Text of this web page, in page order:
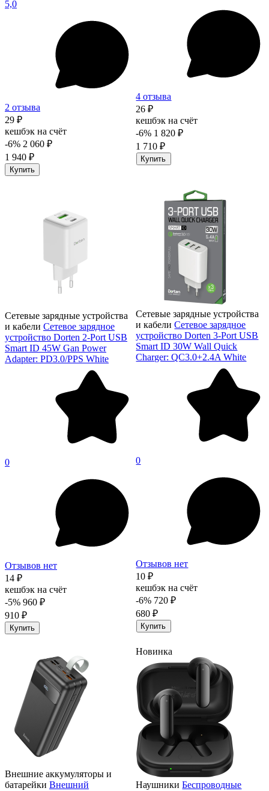
5,0
2 отзыва
29 ₽
кешбэк на счёт
-6% 2 060 ₽
1 940 ₽
Купить
4 отзыва
26 ₽
кешбэк на счёт
-6% 1 820 ₽
1 710 ₽
Купить
Сетевые зарядные устройства
и кабели Сетевое зарядное
устройство Dorten 2-Port USB
Smart ID 45W Gan Power
Adapter: PD3.0/PPS White
0
Отзывов нет
14 ₽
кешбэк на счёт
-5% 960 ₽
910 ₽
Купить
Сетевые зарядные устройства
и кабели Сетевое зарядное
устройство Dorten 3-Port USB
Smart ID 30W Wall Quick
Charger: QC3.0+2.4A White
0
Отзывов нет
10 ₽
кешбэк на счёт
-6% 720 ₽
680 ₽
Купить
Внешние аккумуляторы и
батарейки Внешний
Новинка
Наушники Беспроводные